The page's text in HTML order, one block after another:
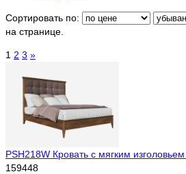
Сортировать по:
на странице.
1 2 3 »
PSH218W Кровать с мягким
159448